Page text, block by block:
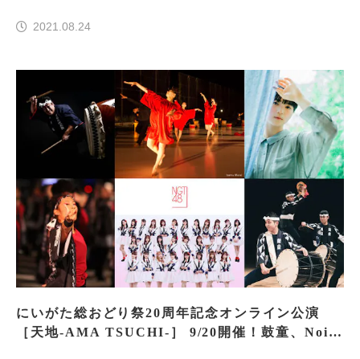
2021.08.24
にいがた総おどり祭20周年記念オンライン公演
［天地-AMA TSUCHI-］ 9/20開催！鼓童、Nois